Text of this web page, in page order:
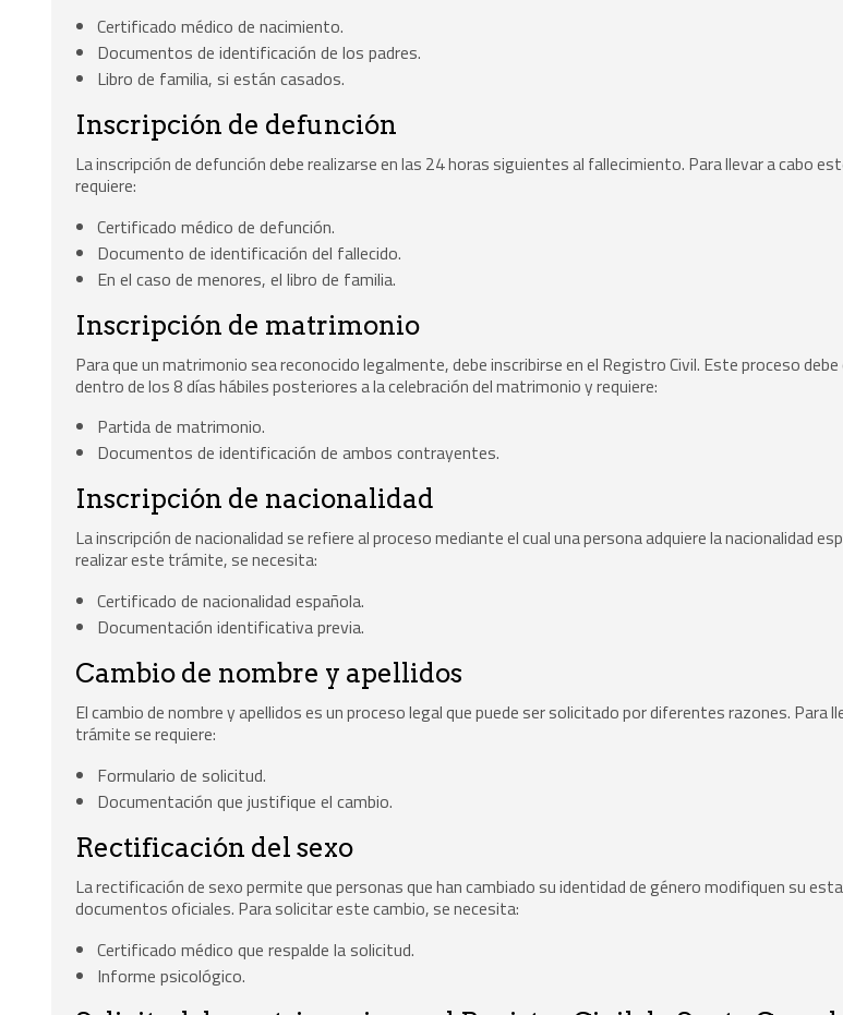
Certificado médico de nacimiento.
Documentos de identificación de los padres.
Libro de familia, si están casados.
Inscripción de defunción
La inscripción de defunción debe realizarse en las 24 horas siguientes al fallecimiento. Para llevar a cabo
requiere:
Certificado médico de defunción.
Documento de identificación del fallecido.
En el caso de menores, el libro de familia.
Inscripción de matrimonio
Para que un matrimonio sea reconocido legalmente, debe inscribirse en el Registro Civil. Este proceso
dentro de los 8 días hábiles posteriores a la celebración del matrimonio y requiere:
Partida de matrimonio.
Documentos de identificación de ambos contrayentes.
Inscripción de nacionalidad
La inscripción de nacionalidad se refiere al proceso mediante el cual una persona adquiere la nacionalidad
realizar este trámite, se necesita:
Certificado de nacionalidad española.
Documentación identificativa previa.
Cambio de nombre y apellidos
El cambio de nombre y apellidos es un proceso legal que puede ser solicitado por diferentes razones. Para
trámite se requiere:
Formulario de solicitud.
Documentación que justifique el cambio.
Rectificación del sexo
La rectificación de sexo permite que personas que han cambiado su identidad de género modifiquen su
documentos oficiales. Para solicitar este cambio, se necesita:
Certificado médico que respalde la solicitud.
Informe psicológico.